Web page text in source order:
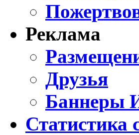
Реклама
Друзья
Баннеры
Статистика